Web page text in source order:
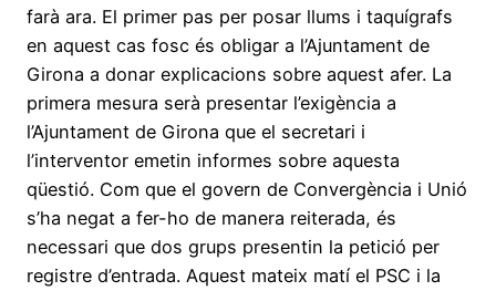
farà ara. El primer pas per posar llums i taquígrafs
en aquest cas fosc és obligar a l’Ajuntament de
Girona a donar explicacions sobre aquest afer. La
primera mesura serà presentar l’exigència a
l’Ajuntament de Girona que el secretari i
l’interventor emetin informes sobre aquesta
qüestió. Com que el govern de Convergència i Unió
s’ha negat a fer-ho de manera reiterada, és
necessari que dos grups presentin la petició per
registre d’entrada. Aquest mateix matí el PSC i la